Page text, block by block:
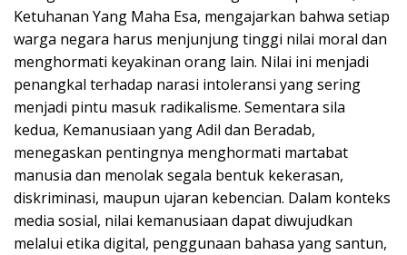
Ketuhanan Yang Maha Esa, mengajarkan bahwa setiap
warga negara harus menjunjung tinggi nilai moral dan
menghormati keyakinan orang lain. Nilai ini menjadi
penangkal terhadap narasi intoleransi yang sering
menjadi pintu masuk radikalisme. Sementara sila
kedua, Kemanusiaan yang Adil dan Beradab,
menegaskan pentingnya menghormati martabat
manusia dan menolak segala bentuk kekerasan,
diskriminasi, maupun ujaran kebencian. Dalam konteks
media sosial, nilai kemanusiaan dapat diwujudkan
melalui etika digital, penggunaan bahasa yang santun,